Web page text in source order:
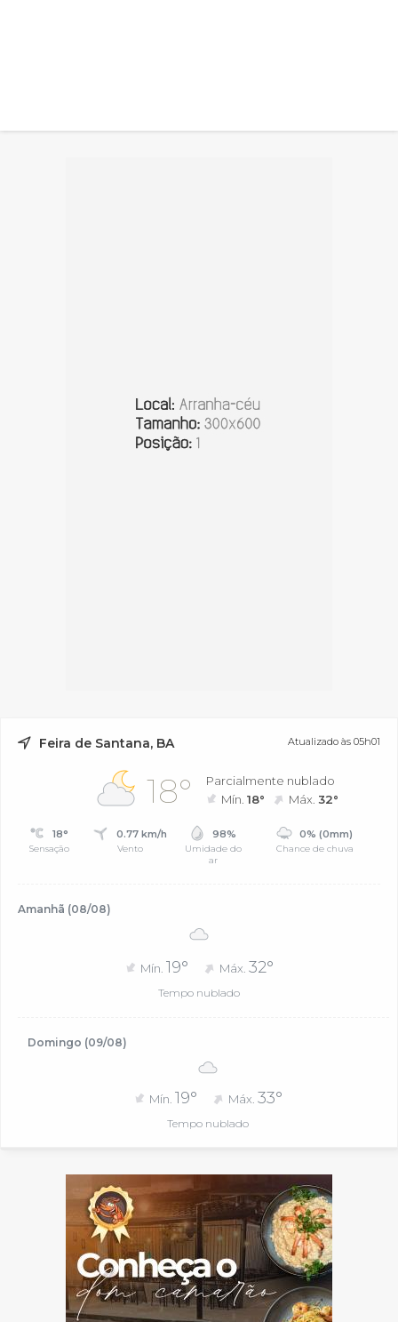
Feira de Santana, BA Atualizado às 05h01
18°
Parcialmente nublado
Mín.18° Máx.32°
18°
Sensação
0.77 km/h
Vento
98%
Umidade do
ar
0% (0mm)
Chance de chuva
Amanhã (08/08)
Mín. 19° Máx. 32°
Tempo nublado
Domingo (09/08)
Mín. 19° Máx. 33°
Tempo nublado